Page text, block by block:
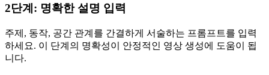
2단계: 명확한 설명 입력
주제, 동작, 공간 관계를 간결하게 서술하는 프롬프트를 입력
하세요. 이 단계의 명확성이 안정적인 영상 생성에 도움이 됩
니다.